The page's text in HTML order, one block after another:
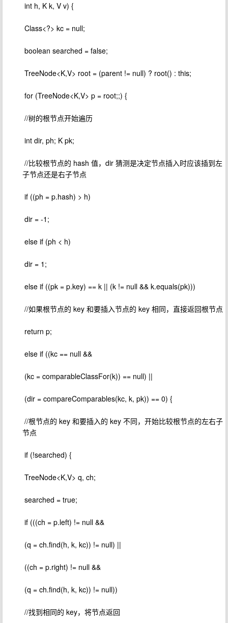
​ int h, K k, V v) {
​ Class<?> kc = null;
​ boolean searched = false;
​ TreeNode<K,V> root = (parent != null) ? root() : this;
​ for (TreeNode<K,V> p = root;;) {
​ //树的根节点开始遍历
​ int dir, ph; K pk;
​ //比较根节点的 hash 值，dir 猜测是决定节点插入时应该插到左
子节点还是右子节点
​ if ((ph = p.hash) > h)
​ dir = -1;
​ else if (ph < h)
​ dir = 1;
​ else if ((pk = p.key) == k || (k != null && k.equals(pk)))
​ //如果根节点的 key 和要插入节点的 key 相同，直接返回根节点
​ return p;
​ else if ((kc == null &&
​ (kc = comparableClassFor(k)) == null) ||
​ (dir = compareComparables(kc, k, pk)) == 0) {
​ //根节点的 key 和要插入的 key 不同，开始比较根节点的左右子
节点
​ if (!searched) {
​ TreeNode<K,V> q, ch;
​ searched = true;
​ if (((ch = p.left) != null &&
​ (q = ch.find(h, k, kc)) != null) ||
​ ((ch = p.right) != null &&
​ (q = ch.find(h, k, kc)) != null))
​ //找到相同的 key，将节点返回